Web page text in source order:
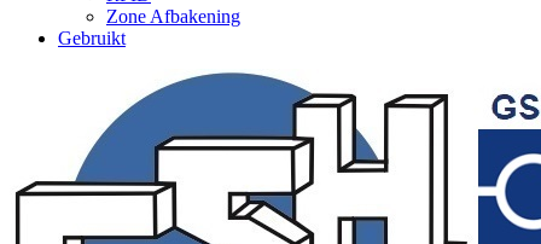
Zone Afbakening
Gebruikt